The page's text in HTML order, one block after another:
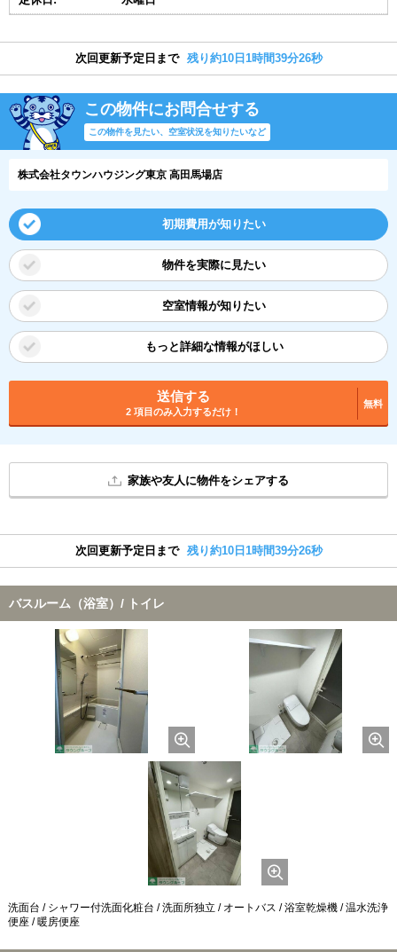
次回更新予定日まで 残り約10日1時間39分25秒
この物件にお問合せする
この物件を見たい、空室状況を知りたいなど
株式会社タウンハウジング東京 高田馬場店
初期費用が知りたい
物件を実際に見たい
空室情報が知りたい
もっと詳細な情報がほしい
送信する
2 項目のみ入力するだけ！
無料
家族や友人に物件をシェアする
次回更新予定日まで 残り約10日1時間39分25秒
バスルーム（浴室）/ トイレ
洗面台 / シャワー付洗面化粧台 / 洗面所独立 / オートバス / 浴室乾燥機 / 温水洗浄
便座 / 暖房便座